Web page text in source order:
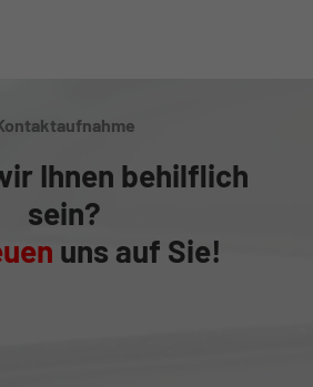
Ihnen behilflich
sein?
uns auf Sie!